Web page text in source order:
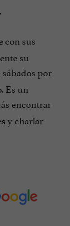
con sus
su
por
Es un
encontrar
y charlar